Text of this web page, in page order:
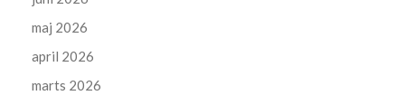
maj 2026
april 2026
marts 2026